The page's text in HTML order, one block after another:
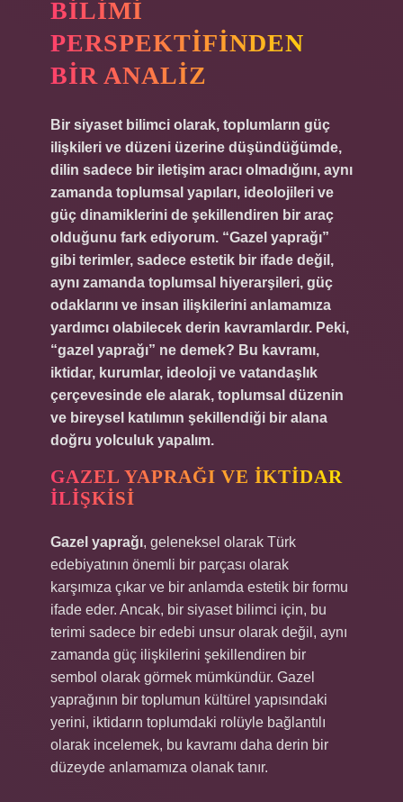
BILIMI
PERSPEKTIFINDEN
BIR ANALIZ
Bir siyaset bilimci olarak, toplumların güç
ilişkileri ve düzeni üzerine düşündüğümde,
dilin sadece bir iletişim aracı olmadığını, aynı
zamanda toplumsal yapıları, ideolojileri ve
güç dinamiklerini de şekillendiren bir araç
olduğunu fark ediyorum. “Gazel yaprağı”
gibi terimler, sadece estetik bir ifade değil,
aynı zamanda toplumsal hiyerarşileri, güç
odaklarını ve insan ilişkilerini anlamamıza
yardımcı olabilecek derin kavramlardır. Peki,
“gazel yaprağı” ne demek? Bu kavramı,
iktidar, kurumlar, ideoloji ve vatandaşlık
çerçevesinde ele alarak, toplumsal düzenin
ve bireysel katılımın şekillendiği bir alana
doğru yolculuk yapalım.
GAZEL YAPRAĞI VE İKTIDAR
İLIŞKISI
Gazel yaprağı, geleneksel olarak Türk
edebiyatının önemli bir parçası olarak
karşımıza çıkar ve bir anlamda estetik bir formu
ifade eder. Ancak, bir siyaset bilimci için, bu
terimi sadece bir edebi unsur olarak değil, aynı
zamanda güç ilişkilerini şekillendiren bir
sembol olarak görmek mümkündür. Gazel
yaprağının bir toplumun kültürel yapısındaki
yerini, iktidarın toplumdaki rolüyle bağlantılı
olarak incelemek, bu kavramı daha derin bir
düzeyde anlamamıza olanak tanır.